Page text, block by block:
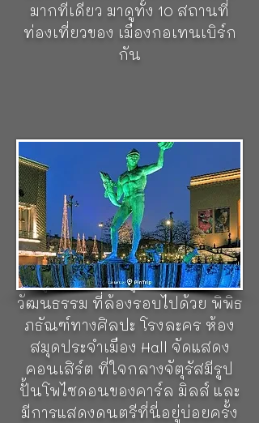
มากทีเดียว มาดูทั้ง 10 สถานที่
ท่องเที่ยวของ เมืองกอเทนเบิร์ก
กัน
จัตุรัสโกตา (GOTAPLATSEN)
จัตุรัสแห่งนี้ ได้ถูกสร้างขึ้นเมื่อ
ครั้งจัดนิทรรศการทาง
อุตสาหกรรมระดับนานาชาติครั้ง
ยิ่งใหญ่ ในปี 1923 เพื่อฉลองการ
ครบรอบ 300 ปีของเมือง โดยได้
ถูกตั้งให้เป็นศูนย์กลางทาง
วัฒนธรรม ที่ล้องรอบไปด้วย พิพิธ
ภธัณฑ์ทางศิลปะ โรงละคร ห้อง
สมุดประจำเมือง Hall จัดแสดง
คอนเสิร์ต ที่ใจกลางจัตุรัสมีรูป
ปั้นโพไซดอนของคาร์ล มิลส์ และ
มีการแสดงดนตรีที่นี่อยู่บ่อยครั้ง